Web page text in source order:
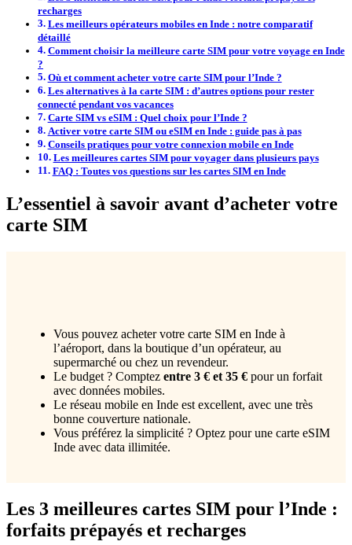
recharges
Les meilleurs opérateurs mobiles en Inde : notre comparatif
détaillé
Comment choisir la meilleure carte SIM pour votre voyage en Inde
?
Où et comment acheter votre carte SIM pour l’Inde ?
Les alternatives à la carte SIM : d’autres options pour rester
connecté pendant vos vacances
Carte SIM vs eSIM : Quel choix pour l’Inde ?
Activer votre carte SIM ou eSIM en Inde : guide pas à pas
Conseils pratiques pour votre connexion mobile en Inde
Les meilleures cartes SIM pour voyager dans plusieurs pays
FAQ : Toutes vos questions sur les cartes SIM en Inde
L’essentiel à savoir avant d’acheter votre
carte SIM
Vous pouvez acheter votre carte SIM en Inde à
l’aéroport, dans la boutique d’un opérateur, au
supermarché ou chez un revendeur.
Le budget ? Comptez entre 3 € et 35 € pour un forfait
avec données mobiles.
Le réseau mobile en Inde est excellent, avec une très
bonne couverture nationale.
Vous préférez la simplicité ? Optez pour une carte eSIM
Inde avec data illimitée.
Les 3 meilleures cartes SIM pour l’Inde :
forfaits prépayés et recharges